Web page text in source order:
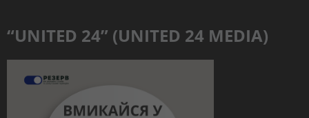
“UNITED 24” (UNITED 24 MEDIA)